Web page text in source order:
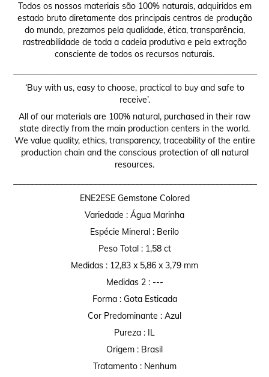
Todos os nossos materiais são 100% naturais, adquiridos em
estado bruto diretamente dos principais centros de produção
do mundo, prezamos pela qualidade, ética, transparência,
rastreabilidade de toda a cadeia produtiva e pela extração
consciente de todos os recursos naturais.
‘Buy with us, easy to choose, practical to buy and safe to
receive’.
All of our materials are 100% natural, purchased in their raw
state directly from the main production centers in the world.
We value quality, ethics, transparency, traceability of the entire
production chain and the conscious protection of all natural
resources.
ENE2ESE Gemstone Colored
Variedade : Água Marinha
Espécie Mineral : Berilo
Peso Total : 1,58 ct
Medidas : 12,83 x 5,86 x 3,79 mm
Medidas 2 : ---
Forma : Gota Esticada
Cor Predominante : Azul
Pureza : IL
Origem : Brasil
Tratamento : Nenhum